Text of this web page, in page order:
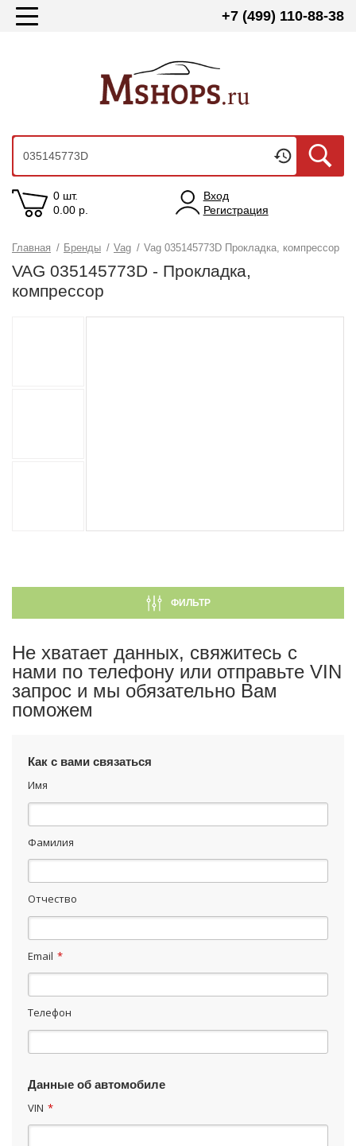
+7 (499) 110-88-38
0 шт.
0.00 р.
Вход
Регистрация
Главная / Бренды / Vag / Vag 035145773D Прокладка, компрессор
VAG 035145773D - Прокладка,
компрессор
ФИЛЬТР
Не хватает данных, свяжитесь с
нами по телефону или отправьте VIN
запрос и мы обязательно Вам
поможем
Как с вами связаться
Имя
Фамилия
Отчество
Email *
Телефон
Данные об автомобиле
VIN *